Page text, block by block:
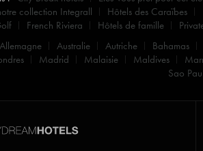
collection Integrall
Hôtels des Caraïbes
French Riviera Hôtels de famille
Allemagne Australie Autriche
Bahamas
Madrid Malaisie Maldives
Sao